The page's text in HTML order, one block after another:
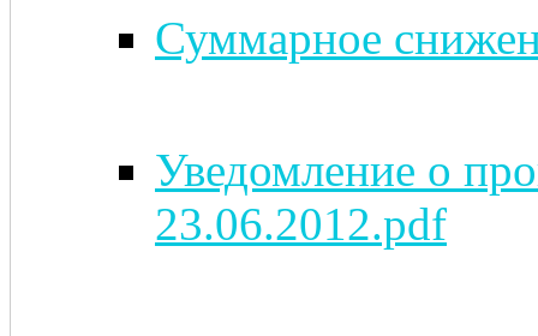
Суммарное
Уведомление о
23.06.2012.pdf